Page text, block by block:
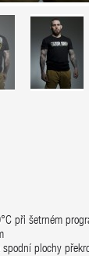
při šetrném
plochy